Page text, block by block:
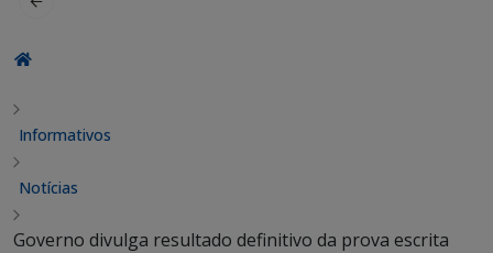
Informativos
Notícias
Governo divulga resultado definitivo da prova escrita